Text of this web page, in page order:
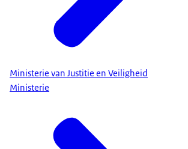
Ministerie van Justitie en Veiligheid
Ministerie